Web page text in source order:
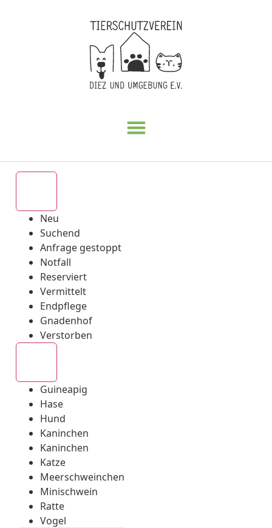
Neu
Suchend
Anfrage gestoppt
Notfall
Reserviert
Vermittelt
Endpflege
Gnadenhof
Verstorben
Guineapig
Hase
Hund
Kaninchen
Kaninchen
Katze
Meerschweinchen
Minischwein
Ratte
Vogel